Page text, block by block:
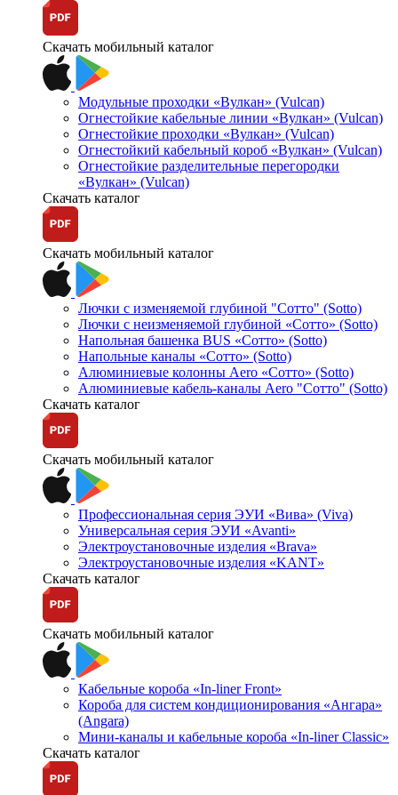
Скачать мобильный каталог
Модульные проходки «Вулкан» (Vulcan)
Огнестойкие кабельные линии «Вулкан» (Vulcan)
Огнестойкие проходки «Вулкан» (Vulcan)
Огнестойкий кабельный короб «Вулкан» (Vulcan)
Огнестойкие разделительные перегородки
«Вулкан» (Vulcan)
Скачать каталог
Скачать мобильный каталог
Лючки с изменяемой глубиной "Сотто" (Sotto)
Лючки с неизменяемой глубиной «Сотто» (Sotto)
Напольная башенка BUS «Сотто» (Sotto)
Напольные каналы «Сотто» (Sotto)
Алюминиевые колонны Aero «Сотто» (Sotto)
Алюминиевые кабель-каналы Aero "Сотто" (Sotto)
Скачать каталог
Скачать мобильный каталог
Профессиональная серия ЭУИ «Вива» (Viva)
Универсальная серия ЭУИ «Avanti»
Электроустановочные изделия «Brava»
Электроустановочные изделия «KANT»
Скачать каталог
Скачать мобильный каталог
Кабельные короба «In-liner Front»
Короба для систем кондиционирования «Ангара»
(Angara)
Мини-каналы и кабельные короба «In-liner Classic»
Скачать каталог